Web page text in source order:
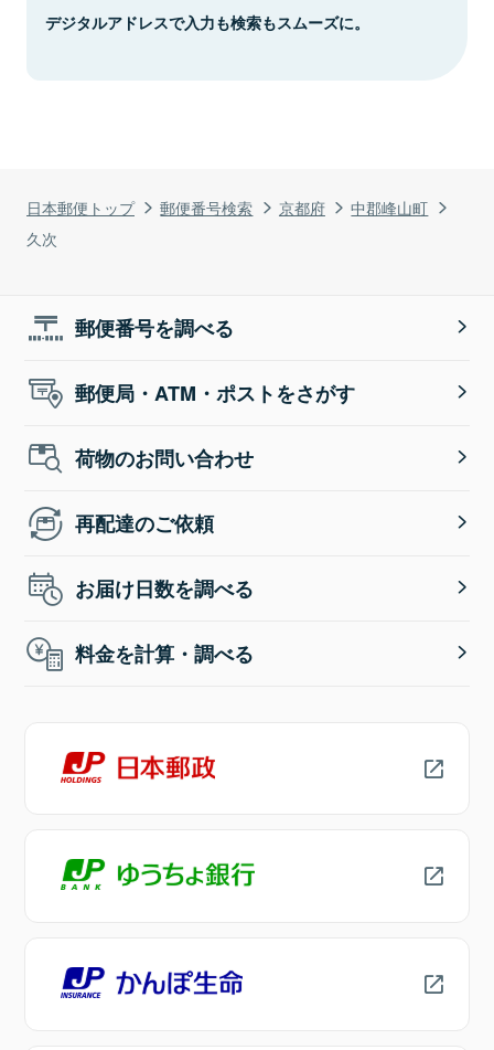
日本郵便トップ 郵便番号検索 京都府
中郡峰山町
久次
デジタルアドレスで入力も検索もスムーズに。
郵便番号を調べる
郵便局・ATM・ポストをさがす
荷物のお問い合わせ
再配達のご依頼
お届け日数を調べる
料金を計算・調べる